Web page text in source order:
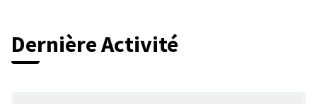
Dernière Activité